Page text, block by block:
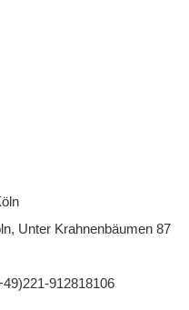
Unter Krahnenbäumen 87
912818106